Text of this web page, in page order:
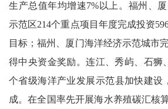
生产总值年均增速7%以上。福州、
示范区214个重点项目年度完成投资
目标；福州、厦门海洋经济示范城市
得中央资金奖励。连江、秀屿、石狮
个省级海洋产业发展示范县加快建设
成。在全国率先开展海水养殖碳汇核